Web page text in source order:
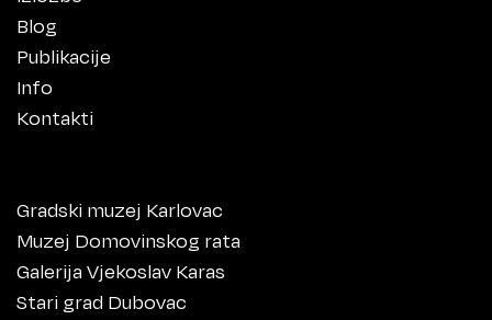
Blog
Publikacije
Info
Kontakti
Gradski muzej Karlovac
Muzej Domovinskog rata
Galerija Vjekoslav Karas
Stari grad Dubovac